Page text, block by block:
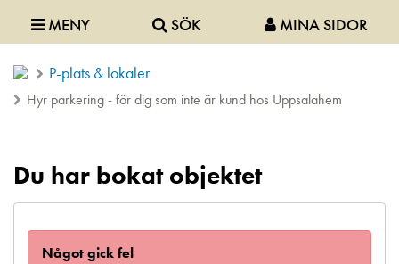
MENY SÖK MINA SIDOR
P-plats & lokaler
Hyr parkering - för dig som inte är kund hos Uppsalahem
Du har bokat objektet
Något gick fel